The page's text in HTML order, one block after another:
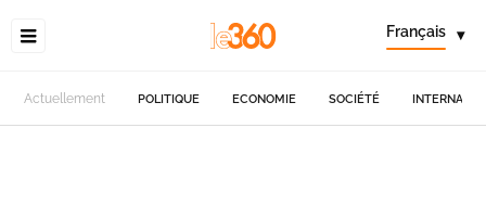
Français ▾
Actuellement POLITIQUE ECONOMIE SOCIÉTÉ